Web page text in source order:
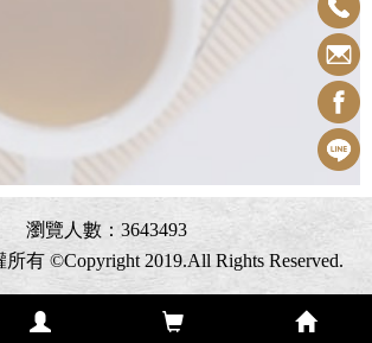
瀏覽人數：3643493
有 ©Copyright 2019.All Rights Reserved.